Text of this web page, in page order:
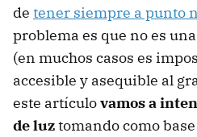
de tener siempre a punto
problema es que no es
(en muchos casos es
accesible y asequible al
este artículovamos a
de luztomando como